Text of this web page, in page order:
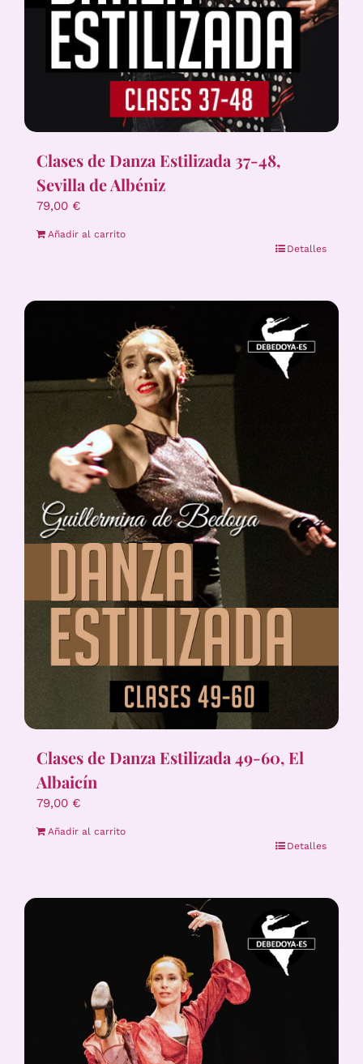
Clases de Danza Estilizada 37-48,
Sevilla de Albéniz
79,00 €
Añadir al carrito
Detalles
Clases de Danza Estilizada 49-60, El
Albaicín
79,00 €
Añadir al carrito
Detalles